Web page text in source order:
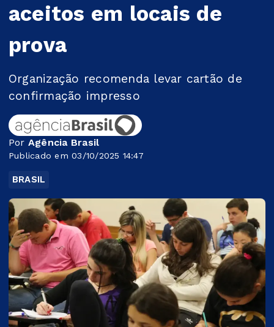
aceitos em locais de
prova
Organização recomenda levar cartão de
confirmação impresso
Por Agência Brasil
Publicado em 03/10/2025 14:47
BRASIL